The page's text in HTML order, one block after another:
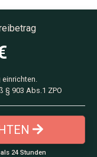
§ 903 Abs.1 ZPO
24 Stunden